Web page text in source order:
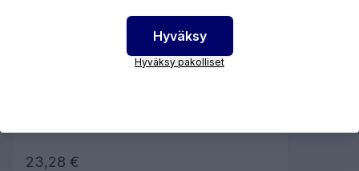
23,28 €
Hyväksy
Hyväksy pakolliset